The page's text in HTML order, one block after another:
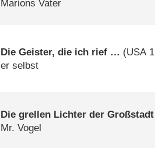
Marions Vater
Die Geister, die ich rief … (USA
er selbst
Die grellen Lichter der Großstadt
Mr. Vogel